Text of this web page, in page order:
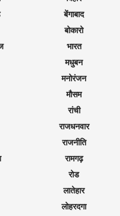
बेंगाबाद
बोकारो
भारत
मधुबन
मनोरंजन
मौसम
रांची
राजधनवार
राजनीति
रामगढ़
रोड
लातेहार
लोहरदगा